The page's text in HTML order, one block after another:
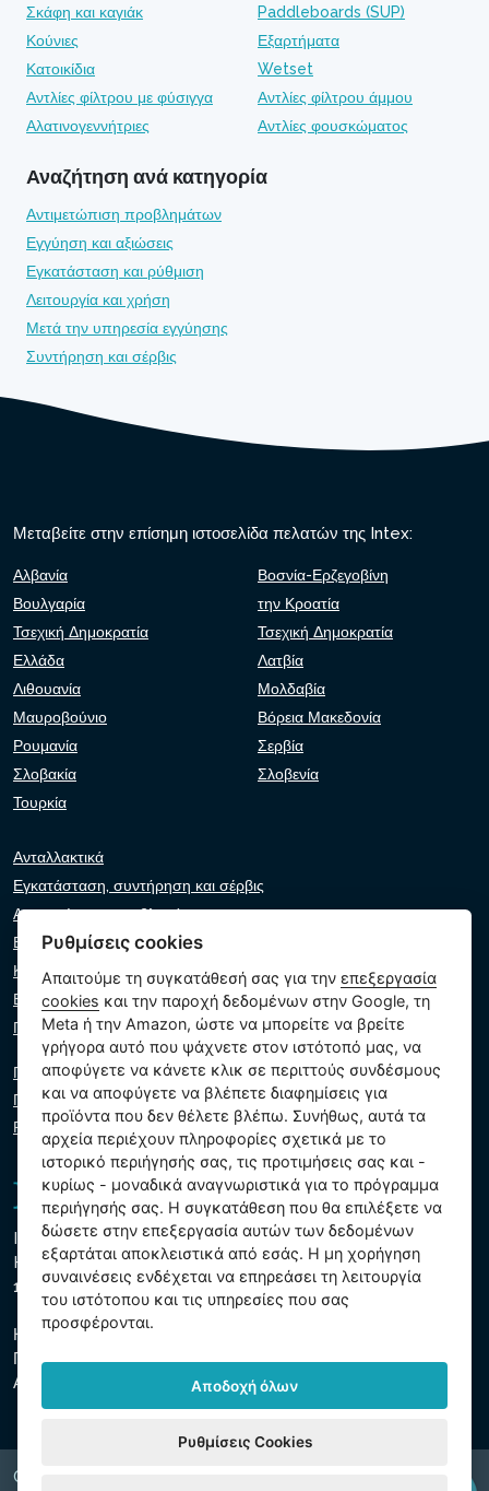
Σκάφη και καγιάκ
Paddleboards (SUP)
Κούνιες
Εξαρτήματα
Κατοικίδια
Wetset
Αντλίες φίλτρου με φύσιγγα
Αντλίες φίλτρου άμμου
Αλατινογεννήτριες
Αντλίες φουσκώματος
Αναζήτηση ανά κατηγορία
Αντιμετώπιση προβλημάτων
Εγγύηση και αξιώσεις
Εγκατάσταση και ρύθμιση
Λειτουργία και χρήση
Μετά την υπηρεσία εγγύησης
Συντήρηση και σέρβις
Μεταβείτε στην επίσημη ιστοσελίδα πελατών της Intex:
Αλβανία
Βοσνία-Ερζεγοβίνη
Βουλγαρία
την Κροατία
Τσεχική Δημοκρατία
Τσεχική Δημοκρατία
Ελλάδα
Λατβία
Λιθουανία
Μολδαβία
Μαυροβούνιο
Βόρεια Μακεδονία
Ρουμανία
Σερβία
Σλοβακία
Σλοβενία
Τουρκία
Ανταλλακτικά
Εγκατάσταση, συντήρηση και σέρβις
Αντιμετώπιση προβλημάτων
Εγγυήσεις και αξιώσεις
Κατάλογος λιανοπωλητών
Εικονικός βοηθός
Γράψτε μας
Πολιτική απορρήτου
Πολιτική cookie
Ρυθμίσεις cookies
Intex Trading, s.r.o.
Hradecká 2526/3
130 00 Πράγα 3 - Τσεχική Δημοκρατία
Η εταιρεία είναι εγγεγραμμένη στο δημοτικό δικαστήριο της
Πράγας, τμήμα Γ, ένθετο 74759
ΑΜΕ 26150808, ΑΦΜ CZ26150808
Copyright © 2026 INTEX TRADING s.r.o. Všechna
Ρυθμίσεις cookies
Απαιτούμε τη συγκατάθεσή σας για τηνεπεξεργασία
cookies και την παροχή δεδομένων στην Google, τη
Meta ή την Amazon, ώστε να μπορείτε να βρείτε
γρήγορα αυτό που ψάχνετε στον ιστότοπό μας, να
αποφύγετε να κάνετε κλικ σε περιττούς συνδέσμους
και να αποφύγετε να βλέπετε διαφημίσεις για
προϊόντα που δεν θέλετε βλέπω. Συνήθως, αυτά τα
αρχεία περιέχουν πληροφορίες σχετικά με το
ιστορικό περιήγησής σας, τις προτιμήσεις σας και -
κυρίως - μοναδικά αναγνωριστικά για το πρόγραμμα
περιήγησής σας. Η συγκατάθεση που θα επιλέξετε να
δώσετε στην επεξεργασία αυτών των δεδομένων
εξαρτάται αποκλειστικά από εσάς. Η μη χορήγηση
συναινέσεις ενδέχεται να επηρεάσει τη λειτουργία
του ιστότοπου και τις υπηρεσίες που σας
προσφέρονται.
Αποδοχή όλων
Ρυθμίσεις Cookies